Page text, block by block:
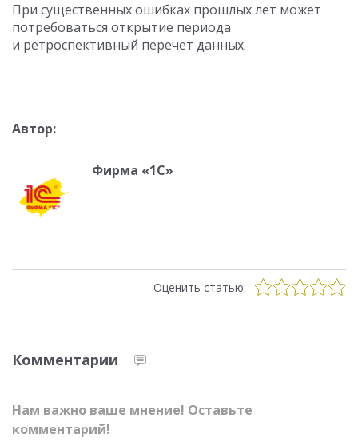
При существенных ошибках прошлых лет может
потребоваться открытие периода
и ретроспективный перечет данных.
Автор:
Фирма «1С»
Оценить статью:
Комментарии
Нам важно ваше мнение! Оставьте
комментарий!